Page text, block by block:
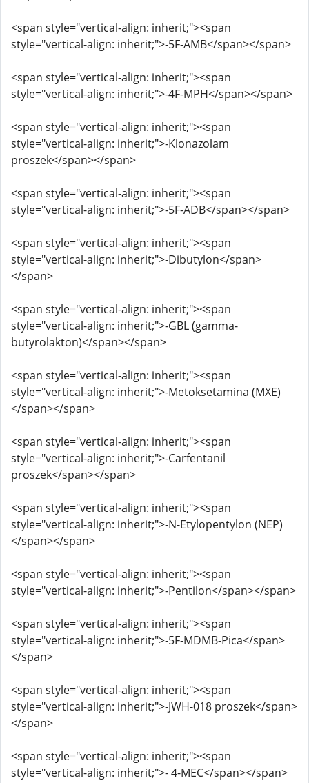
<span style="vertical-align: inherit;"><span
style="vertical-align: inherit;">-5F-AMB</span></span>
<span style="vertical-align: inherit;"><span
style="vertical-align: inherit;">-4F-MPH</span></span>
<span style="vertical-align: inherit;"><span
style="vertical-align: inherit;">-Klonazolam
proszek</span></span>
<span style="vertical-align: inherit;"><span
style="vertical-align: inherit;">-5F-ADB</span></span>
<span style="vertical-align: inherit;"><span
style="vertical-align: inherit;">-Dibutylon</span>
</span>
<span style="vertical-align: inherit;"><span
style="vertical-align: inherit;">-GBL (gamma-
butyrolakton)</span></span>
<span style="vertical-align: inherit;"><span
style="vertical-align: inherit;">-Metoksetamina (MXE)
</span></span>
<span style="vertical-align: inherit;"><span
style="vertical-align: inherit;">-Carfentanil
proszek</span></span>
<span style="vertical-align: inherit;"><span
style="vertical-align: inherit;">-N-Etylopentylon (NEP)
</span></span>
<span style="vertical-align: inherit;"><span
style="vertical-align: inherit;">-Pentilon</span></span>
<span style="vertical-align: inherit;"><span
style="vertical-align: inherit;">-5F-MDMB-Pica</span>
</span>
<span style="vertical-align: inherit;"><span
style="vertical-align: inherit;">-JWH-018 proszek</span>
</span>
<span style="vertical-align: inherit;"><span
style="vertical-align: inherit;">- 4-MEC</span></span>